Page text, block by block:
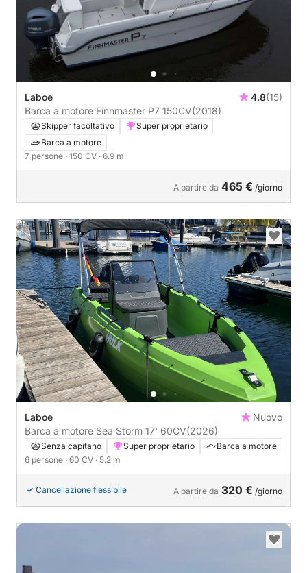
Laboe 4.8(15)
Barca a motore Finnmaster P7 150CV(2018)
Skipper facoltativo
Super proprietario
Barca a motore
7 persone · 150 CV · 6.9 m
A partire da 465 € /giorno
Laboe
Nuovo
Barca a motore Sea Storm 17' 60CV(2026)
Senza capitano Super proprietario
Barca a motore
6 persone · 60 CV · 5.2 m
Cancellazione flessibile A partire da 320 € /giorno